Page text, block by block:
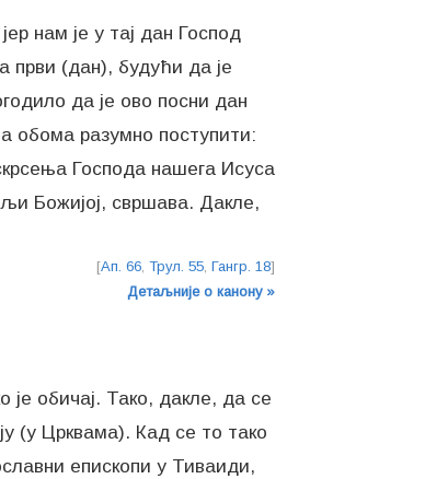
нам је у тај дан Господ
(дан), будући да је
да је ово посни дан
обома разумно поступити:
Господа нашега Исуса
Божијој, свршава. Дакле,
[Ап. 66 Трул. 55 Гангр. 18]
Детаљније о канону »
обичај. Тако, дакле, да се
(у Црквама). Кад се то тако
епископи у Тиваиди,